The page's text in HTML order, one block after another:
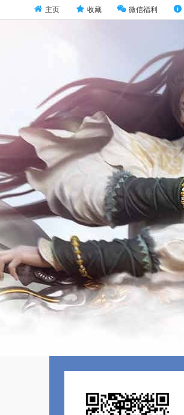
主页 收藏 微信福利